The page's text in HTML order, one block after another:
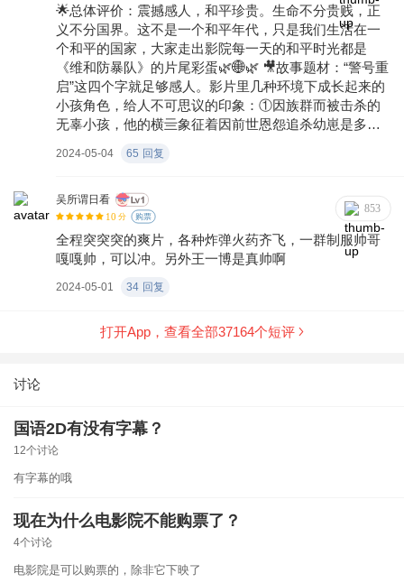
看着维和小队和他们一路保护的难民相互依偎、实现情
感上的双向奔赴，好像瞬间明白了一些。像这样的电
影，我真心觉得，孩子应该看，成年人应该看，中国人
都应该看，它可以让所有人都了解一下，到底什么是大
国格局。
🌟总体评价：震撼感人，和平珍贵。生命不分贵贱，正
义不分国界。这不是一个和平年代，只是我们生活在一
个和平的国家，大家走出影院每一天的和平时光都是
《维和防暴队》的片尾彩蛋🌿🌐🌿 🎥故事题材：“警号重
启”这四个字就足够感人。影片里几种环境下成长起来的
小孩角色，给人不可思议的印象：①因族群而被击杀的
无辜小孩，他的横亖象征着因前世恩怨追杀幼崽是多么
装的小孩，在射程范围之内欢蹦乱跳，说明那里已对战
产生；③难民中的小孩用乱石“迎接”外来者，他们甚至还
分不清入侵者和救援者；④生于和平却能接触到危险信
号的警二代，他们不追问也不怕牺牲，而是追求更强的
技能和战术，“警号重启”四个字就足够感人；⑤以及一直
影，而对有些小孩演员而言这却是现实。 🎯主题主旨：
默默奉献的人群，试飞员，缉毒警，地下党，消防员，
2024-05-04 65 回复
吴所谓日看
10 分 购票
853
全程突突突的爽片，各种炸弹火药齐飞，一群制服帅哥
嘎嘎帅，可以冲。另外王一博是真帅啊
2024-05-01 34 回复
打开App，查看全部37164个短评
讨论
国语2D有没有字幕？
12个讨论
有字幕的哦
现在为什么电影院不能购票了？
4个讨论
电影院是可以购票的，除非它下映了